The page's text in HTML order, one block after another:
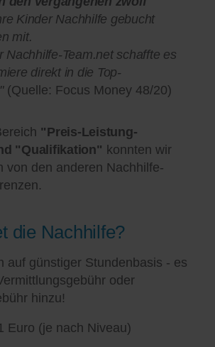
Kinder Nachhilfe gebucht
mit.
Nachhilfe-Team.net schaffte es
direkt in die Top-
(Quelle: Focus Money 48/20)
"Preis-Leistung-
"Qualifikation" konnten wir
von den anderen Nachhilfe-
die Nachhilfe?
auf günstiger Stundenbasis - es
oder
hinzu!
Euro (je nach Niveau)